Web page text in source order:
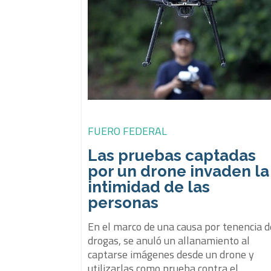
FUERO FEDERAL
Las pruebas captadas
por un drone invaden la
intimidad de las
personas
En el marco de una causa por tenencia
drogas, se anuló un allanamiento al
captarse imágenes desde un drone y